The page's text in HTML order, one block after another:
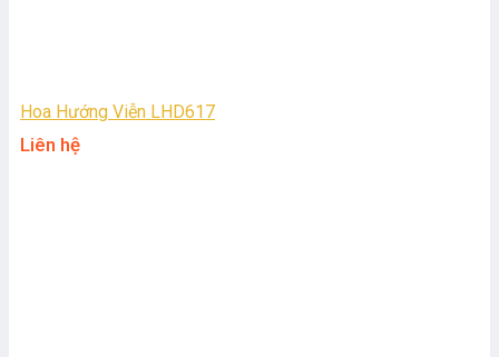
Hoa Hướng Viễn LHD617
Liên hệ